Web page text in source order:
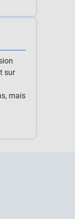
sur
mais